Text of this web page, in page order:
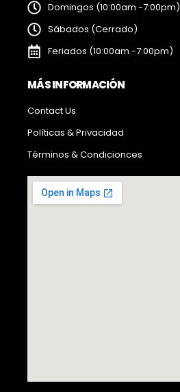
Domingos (10:00am -7:00pm)
Sábados (Cerrado)
Feriados (10:00am -7:00pm)
MÁS INFORMACIÓN
Contact Us
Políticas & Privacidad
Términos & Condicionces